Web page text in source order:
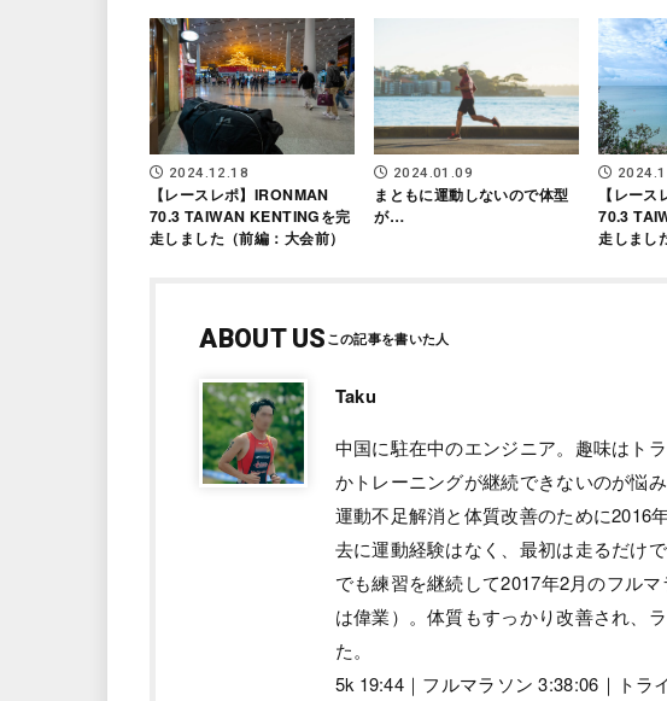
2024.12.18
【レースレポ】IRONMAN
70.3 TAIWAN KENTINGを完
走しました（前編：大会前）
2024.01.09
まともに運動しないので体型
が…
【レー
70.3
走しまし
ABOUT US
Taku
中国に駐在中のエンジニア。趣味はト
かトレーニングが継続できないのが悩
運動不足解消と体質改善のために2016
去に運動経験はなく、最初は走るだけ
でも練習を継続して2017年2月のフル
は偉業）。体質もすっかり改善され、
た。
5k 19:44｜フルマラソン 3:38:06｜トラ